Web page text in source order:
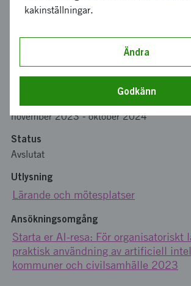
Koordinator
Stockholms län
Bidrag från Vinnova
600 000 kronor
november 2023-oktober 2024
Status
Avslutat
Utlysning
Lärande och mötesplatser
Ansökningsomgång
Starta er AI-resa: För organisatoriskt
praktisk användning av artificiell
kommuner och civilsamhälle 2023
kakinställningar.
Ändra
Godkänn